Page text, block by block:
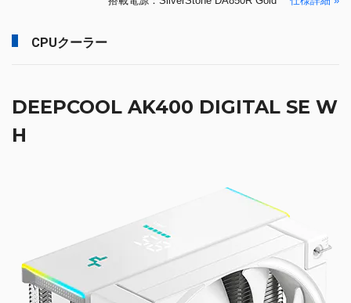
CPUクーラー
DEEPCOOL AK400 DIGITAL SE W
H